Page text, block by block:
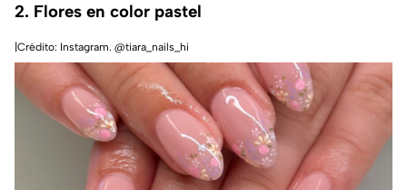
2. Flores en color pastel
|Crédito: Instagram. @tiara_nails_hi